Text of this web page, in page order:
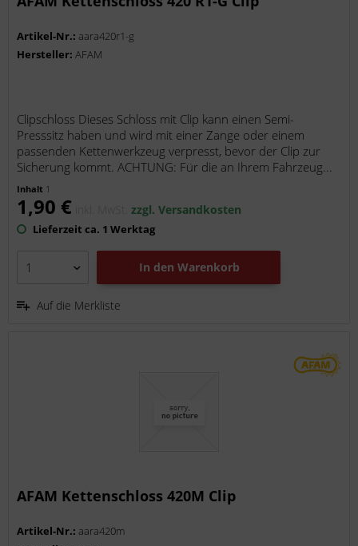
Artikel-Nr.: aara420r1-g
Hersteller:AFAM
Clipschloss Dieses Schloss mit Clip kann einen Semi-
Presssitz haben und wird mit einer Zange oder einem
passenden Kettenwerkzeug verpresst, bevor der Clip zur
Sicherung kommt. ACHTUNG: Für die an Ihrem Fahrzeug...
Inhalt 1
1,90 € inkl. MwSt.zzgl. Versandkosten
Lieferzeit ca. 1 Werktag
In den Warenkorb
Auf die Merkliste
AFAM Kettenschloss 420M Clip
Artikel-Nr.: aara420m